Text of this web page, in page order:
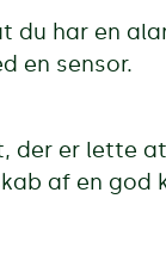
du har en
en sensor.
der er lette
af en